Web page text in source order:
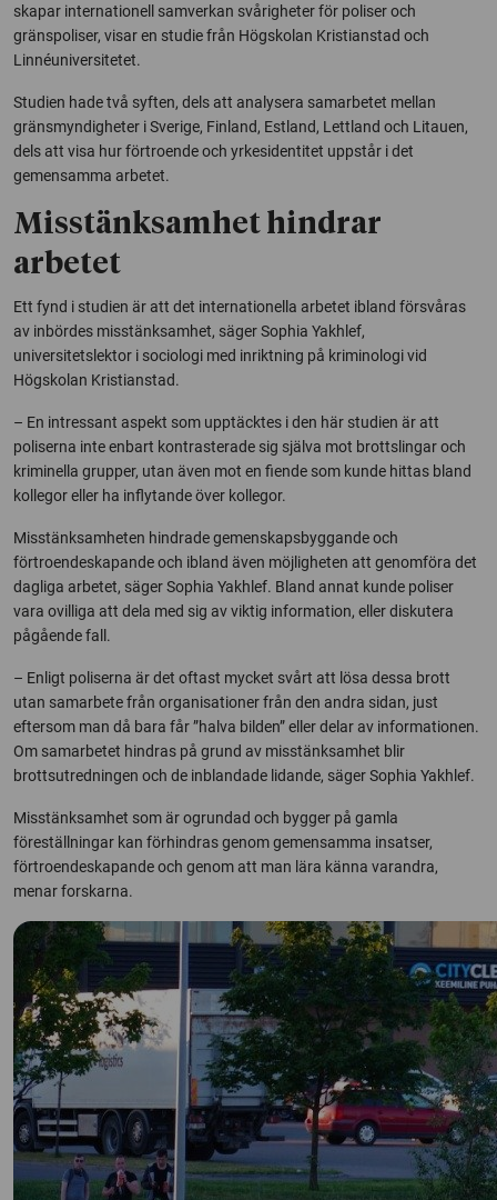
skapar internationell samverkan svårigheter för poliser och
gränspoliser, visar en studie från Högskolan Kristianstad och
Linnéuniversitetet.
Studien hade två syften, dels att analysera samarbetet mellan
gränsmyndigheter i Sverige, Finland, Estland, Lettland och Litauen,
dels att visa hur förtroende och yrkesidentitet uppstår i det
gemensamma arbetet.
Misstänksamhet hindrar
arbetet
Ett fynd i studien är att det internationella arbetet ibland försvåras
av inbördes misstänksamhet, säger Sophia Yakhlef,
universitetslektor i sociologi med inriktning på kriminologi vid
Högskolan Kristianstad.
– En intressant aspekt som upptäcktes i den här studien är att
poliserna inte enbart kontrasterade sig själva mot brottslingar och
kriminella grupper, utan även mot en fiende som kunde hittas bland
kollegor eller ha inflytande över kollegor.
Misstänksamheten hindrade gemenskapsbyggande och
förtroendeskapande och ibland även möjligheten att genomföra det
dagliga arbetet, säger Sophia Yakhlef. Bland annat kunde poliser
vara ovilliga att dela med sig av viktig information, eller diskutera
pågående fall.
– Enligt poliserna är det oftast mycket svårt att lösa dessa brott
utan samarbete från organisationer från den andra sidan, just
eftersom man då bara får ”halva bilden” eller delar av informationen.
Om samarbetet hindras på grund av misstänksamhet blir
brottsutredningen och de inblandade lidande, säger Sophia Yakhlef.
Misstänksamhet som är ogrundad och bygger på gamla
föreställningar kan förhindras genom gemensamma insatser,
förtroendeskapande och genom att man lära känna varandra,
menar forskarna.